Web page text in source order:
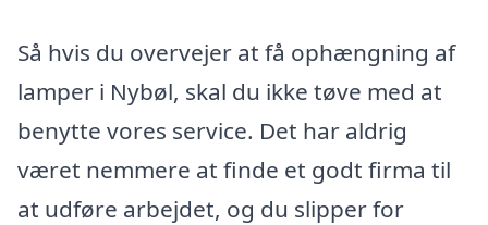
Så hvis du overvejer at få ophængning af
lamper i Nybøl, skal du ikke tøve med at
benytte vores service. Det har aldrig
været nemmere at finde et godt firma til
at udføre arbejdet, og du slipper for